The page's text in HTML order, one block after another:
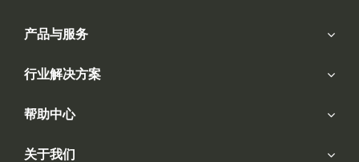
产品与服务
行业解决方案
帮助中心
关于我们